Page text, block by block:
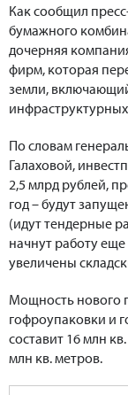
Как сообщил
бумажного
дочерняя
фирм, которая
земли,
По словам
Галаховой,
2,5 млрд рублей,
год – будут
(идут тендерные
начнут работу
увеличены
Мощность нового
гофроупаковки и
составит 16 млн
млн кв. метров.